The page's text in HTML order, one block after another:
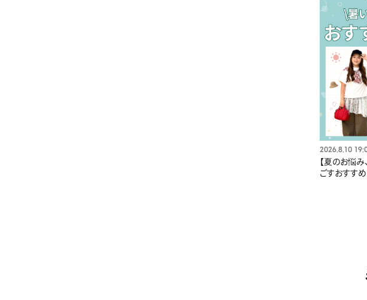
2026.8.10
【夏のお悩
ごすおすす